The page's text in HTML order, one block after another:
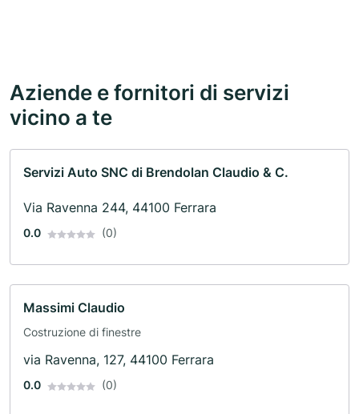
Aziende e fornitori di servizi
vicino a te
Servizi Auto SNC di Brendolan Claudio & C.
Via Ravenna 244, 44100 Ferrara
0.0 (0)
Massimi Claudio
Costruzione di finestre
via Ravenna, 127, 44100 Ferrara
0.0 (0)